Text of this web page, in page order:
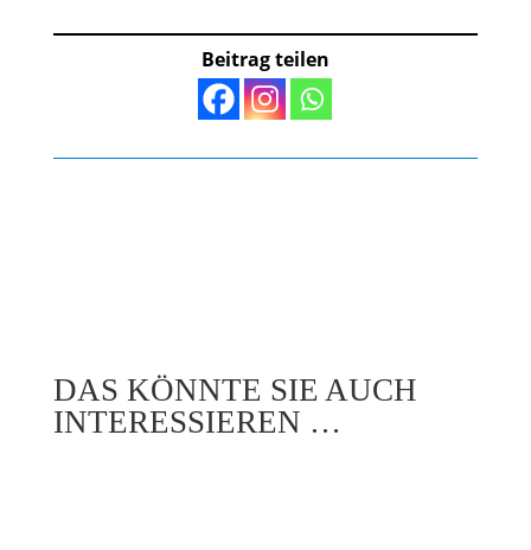
Beitrag teilen
DAS KÖNNTE SIE AUCH
INTERESSIEREN …